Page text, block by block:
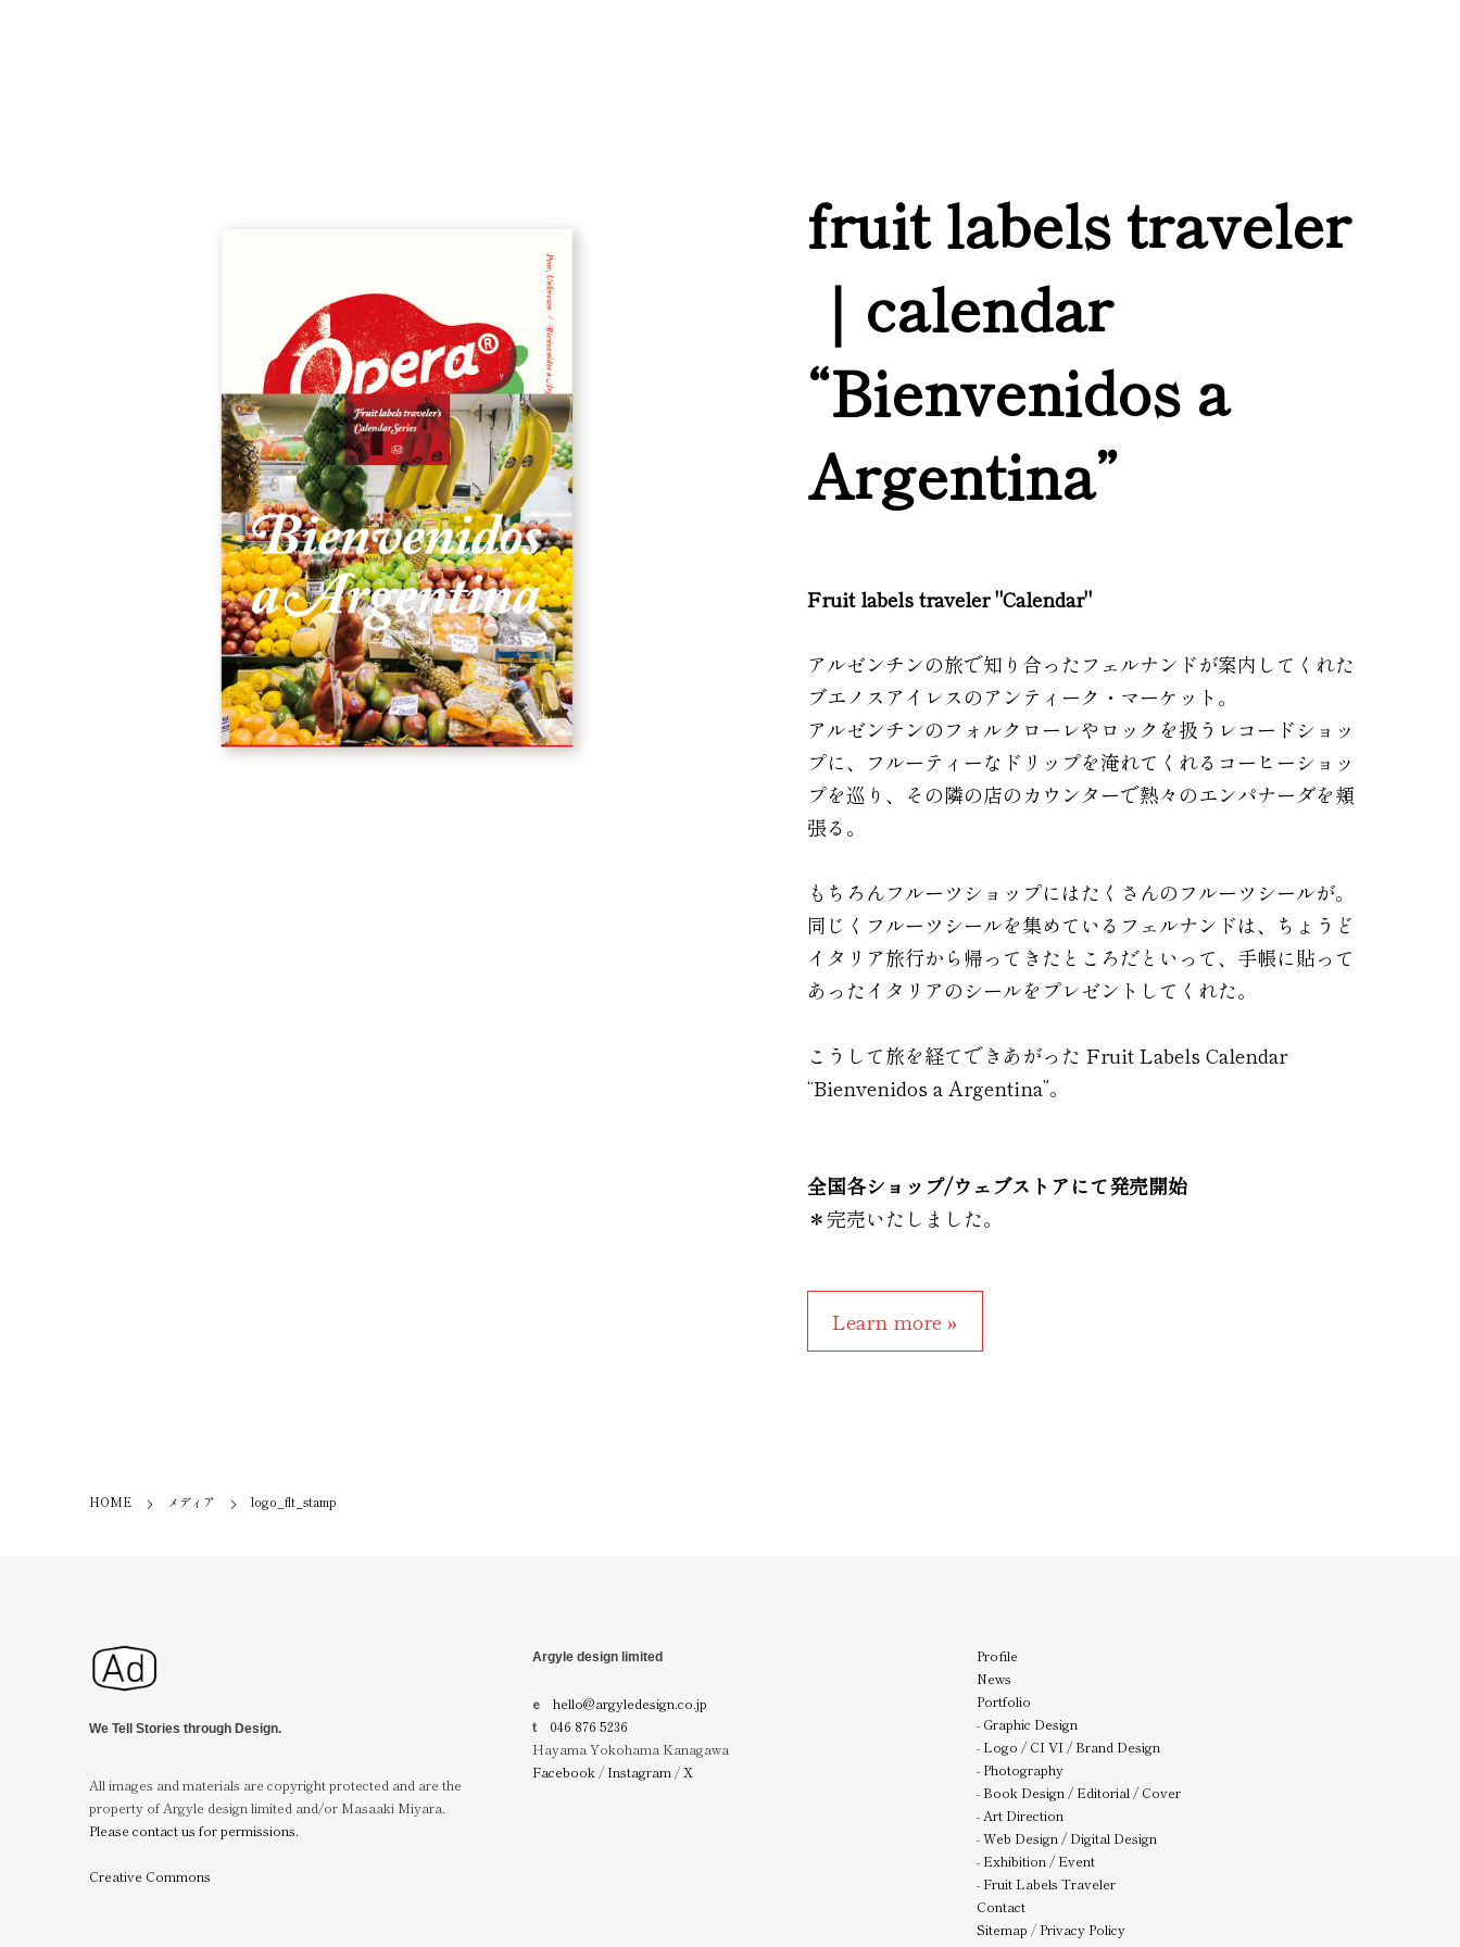
fruit labels traveler
｜calendar
“Bienvenidos a
Argentina”
Fruit labels traveler "Calendar"
アルゼンチンの旅で知り合ったフェルナンドが案内してくれた
ブエノスアイレスのアンティーク・マーケット。
アルゼンチンのフォルクローレやロックを扱うレコードショッ
プに、フルーティーなドリップを淹れてくれるコーヒーショッ
プを巡り、その隣の店のカウンターで熱々のエンパナーダを頬
張る。
もちろんフルーツショップにはたくさんのフルーツシールが。
同じくフルーツシールを集めているフェルナンドは、ちょうど
イタリア旅行から帰ってきたところだといって、手帳に貼って
あったイタリアのシールをプレゼントしてくれた。
こうして旅を経てできあがった Fruit Labels Calendar
“Bienvenidos a Argentina”。
全国各ショップ/ウェブストアにて発売開始
＊完売いたしました。
Learn more »
HOME メディア logo_flt_stamp
We Tell Stories through Design.
All images and materials are copyright protected and are the
property of Argyle design limited and/or Masaaki Miyara.
Please contact us for permissions.
Creative Commons
Argyle design limited
ehello@argyledesign.co.jp
t 046 876 5236
Hayama Yokohama Kanagawa
Facebook / Instagram /X
Profile
News
Portfolio
- Graphic Design
- Logo / CI VI / Brand Design
- Photography
- Book Design / Editorial / Cover
- Art Direction
-Web Design / Digital Design
- Exhibition / Event
- Fruit Labels Traveler
Contact
Sitemap / Privacy Policy